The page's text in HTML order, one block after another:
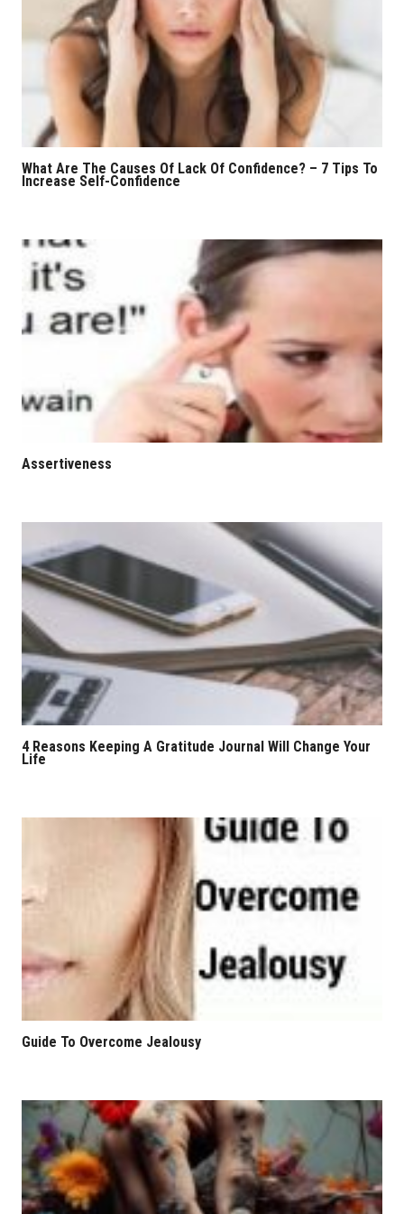
What Are The Causes Of Lack Of Confidence? – 7 Tips To
Increase Self-Confidence
Assertiveness
4 Reasons Keeping A Gratitude Journal Will Change Your
Life
Guide To Overcome Jealousy